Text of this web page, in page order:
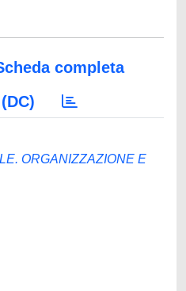
completa
ORGANIZZAZIONE E